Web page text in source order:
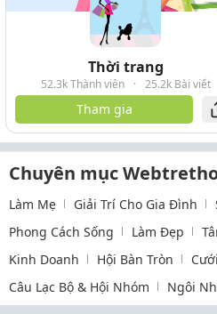
Thời trang
52.3k Thành viên · 25.2k Bài viết
Tham gia
Chuyên mục
Làm Mẹ Giải Trí Cho Gia Đình
Phong Cách Sống
Làm Đẹp
Kinh Doanh
Hội Bàn Tròn Cưới
Câu Lạc Bộ & Hội Nhóm
Ngôi